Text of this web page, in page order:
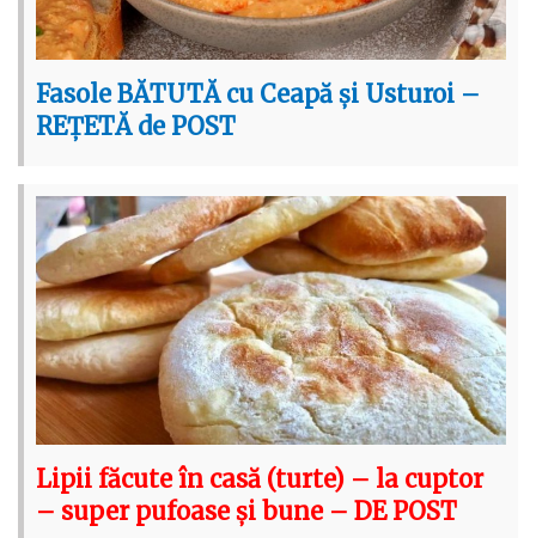
Fasole BĂTUTĂ cu Ceapă și Usturoi –
REȚETĂ de POST
Lipii făcute în casă (turte) – la cuptor
– super pufoase și bune – DE POST